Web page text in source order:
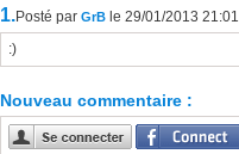
1.Posté par GrB le 29/01/2013 21:01
:)
Nouveau commentaire :